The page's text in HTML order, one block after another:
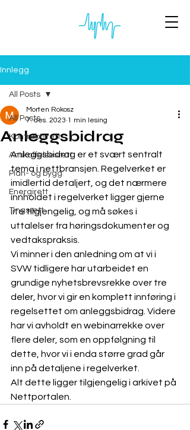
Innlegg
All Posts
Kontraktsrett
Anskaffelsesrett
Plan- og bygg
Energirett
Tingsrett
All Posts
Anleggsbidrag
Morten Rokosz
7. des. 2023 1 min lesing
Anleggsbidrag er et svært sentralt
tema i nettbransjen. Regelverket er
imidlertid detaljert, og det nærmere
innholdet i regelverket ligger gjerne
lite tilgjengelig, og må søkes i
uttalelser fra høringsdokumenter og
vedtakspraksis.
Vi minner i den anledning om at vi i
SVW tidligere har utarbeidet en
grundige nyhetsbrevsrekke over tre
deler, hvor vi gir en komplett innføring i
regelsettet om anleggsbidrag. Videre
har vi avholdt en webinarrekke over
flere deler, som en oppfølgning til
dette, hvor vi i enda større grad går
inn på detaljene i regelverket.
Alt dette ligger tilgjengelig i arkivet på
Nettportalen.